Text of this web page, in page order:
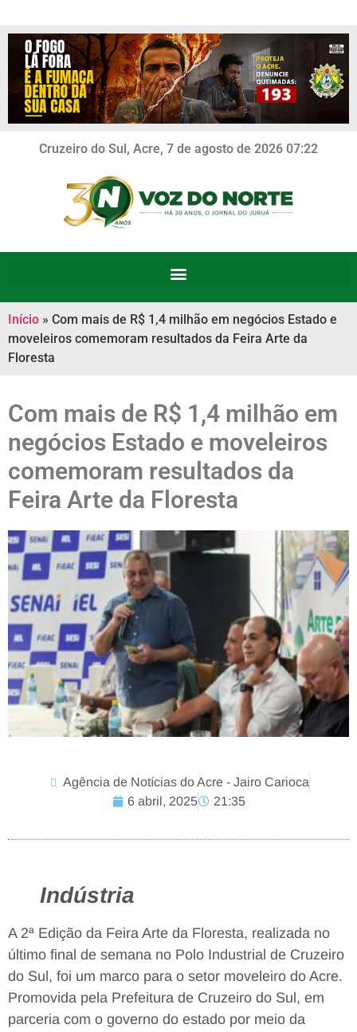
Cruzeiro do Sul, Acre, 7 de agosto de 2026 07:22
Início » Com mais de R$ 1,4 milhão em negócios Estado e
moveleiros comemoram resultados da Feira Arte da
Floresta
Com mais de R$ 1,4 milhão em
negócios Estado e moveleiros
comemoram resultados da
Feira Arte da Floresta
Agência de Notícias do Acre - Jairo Carioca
6 abril, 2025
21:35
Indústria
A 2ª Edição da Feira Arte da Floresta, realizada no
último final de semana no Polo Industrial de Cruzeiro
do Sul, foi um marco para o setor moveleiro do Acre.
Promovida pela Prefeitura de Cruzeiro do Sul, em
parceria com o governo do estado por meio da